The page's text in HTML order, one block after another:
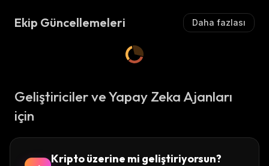
Ekip Güncellemeleri Daha fazlası
Geliştiriciler ve Yapay Zeka Ajanları
için
Kripto üzerine mi geliştiriyorsun?